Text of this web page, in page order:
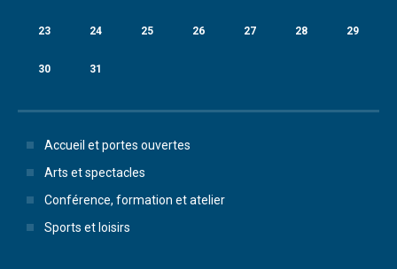
23 24 25 26 27 28 29
30 31
Accueil et portes ouvertes
Arts et spectacles
Conférence, formation et atelier
Sports et loisirs